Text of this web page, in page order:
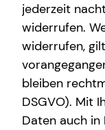
jederzeit
widerrufen.
widerrufen,
bleiben
DSGVO). Mit
Daten auch in